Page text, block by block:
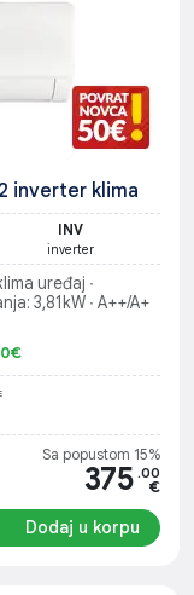
inverter klima
INV
inverter
uređaj ∙
3,81kW ∙ A++/A+
Sa popustom 15%
375 .00
€
Dodaj u korpu